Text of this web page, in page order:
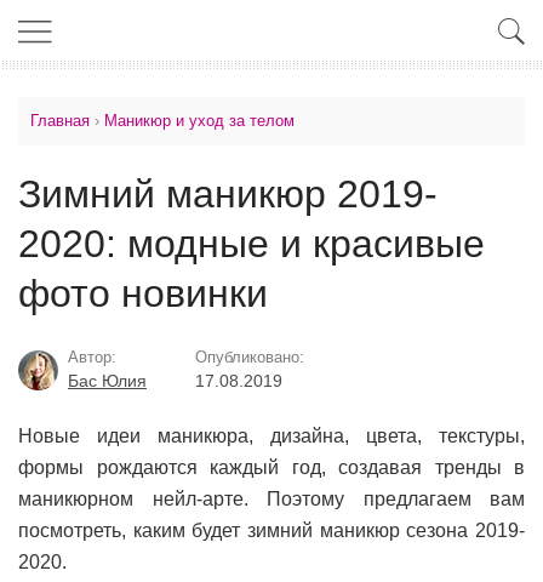
Главная › Маникюр и уход за телом
Зимний маникюр 2019-
2020: модные и красивые
фото новинки
Автор:
Бас Юлия
Опубликовано:
17.08.2019
Новые идеи маникюра, дизайна, цвета, текстуры,
формы рождаются каждый год, создавая тренды в
маникюрном нейл-арте. Поэтому предлагаем вам
посмотреть, каким будет зимний маникюр сезона 2019-
2020.